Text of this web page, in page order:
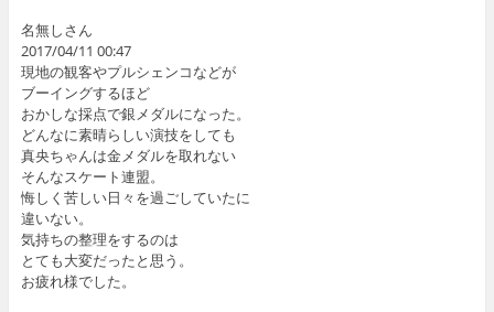
名無しさん
2017/04/11 00:47
現地の観客やプルシェンコなどが
ブーイングするほど
おかしな採点で銀メダルになった。
どんなに素晴らしい演技をしても
真央ちゃんは金メダルを取れない
そんなスケート連盟。
悔しく苦しい日々を過ごしていたに
違いない。
気持ちの整理をするのは
とても大変だったと思う。
お疲れ様でした。